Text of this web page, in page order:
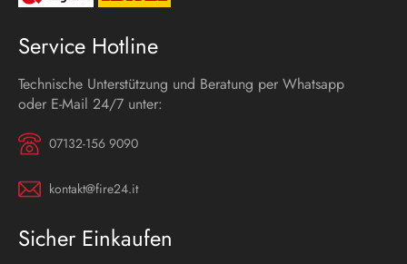
Service Hotline
Technische Unterstützung und Beratung per Whatsapp
oder E-Mail 24/7 unter:
07132-156 9090
kontakt@fire24.it
Sicher Einkaufen